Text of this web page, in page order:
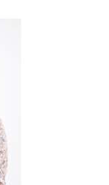
천을 받았다는
육상을 수상할 수
게 되면서 주변에
이런 영광이
수업 모델을
적용하는 등
. 또 홍보실장,